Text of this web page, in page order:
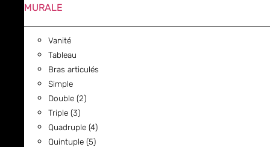
MURALE
Vanité
Tableau
Bras articulés
Simple
Double (2)
Triple (3)
Quadruple (4)
Quintuple (5)